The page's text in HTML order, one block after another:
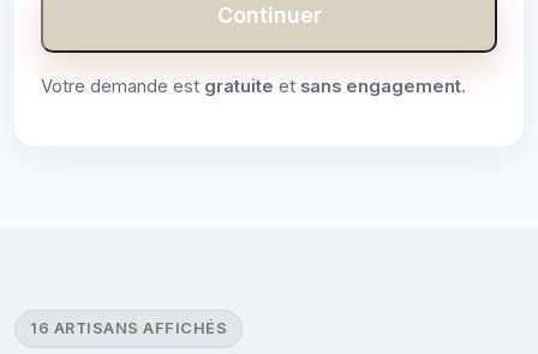
Continuer
Votre demande est gratuite et sans engagement.
16 ARTISANS AFFICHÉS